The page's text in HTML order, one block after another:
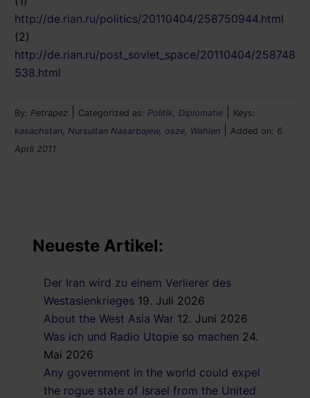
http://de.rian.ru/politics/20110404/258750944.html
(2)
http://de.rian.ru/post_soviet_space/20110404/258748
538.html
By: Petrapez Categorized as: Politik, Diplomatie
Keys:
kasachstan Nursultan Nasarbajew, osze Wahlen Added on: 6.
April 2011
Neueste Artikel:
Der Iran wird zu einem Verlierer des
Westasienkrieges 19. Juli 2026
About the West Asia War 12. Juni 2026
Was ich und Radio Utopie so machen 24.
Mai 2026
Any government in the world could expel
the rogue state of Israel from the United